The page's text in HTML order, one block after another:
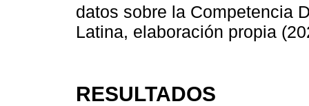
datos sobre la Competencia
Latina, elaboración propia
RESULTADOS